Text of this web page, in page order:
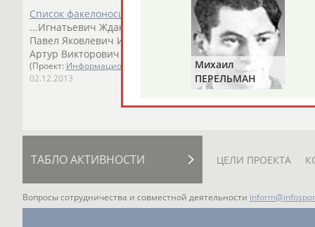
Список факелоносцев эстафеты олимпийского огня в
...Игнатьевич Жданов Вячеслав Борисович Задорожная
Павел Яковлевич Иванов Олег Сергеевич ... ...
Артур Викторович
Иван Олегович
(Проект: Информационное агентство СТАДИОН)
02.12.2013
ТАБЛО АКТИВНОСТИ ЦЕЛИ ПРОЕКТА
Вопросы сотрудничества и совместной деятельности
Михаил
ПЕРЕЛЬМАН
(ПЕРЛЬМАН)